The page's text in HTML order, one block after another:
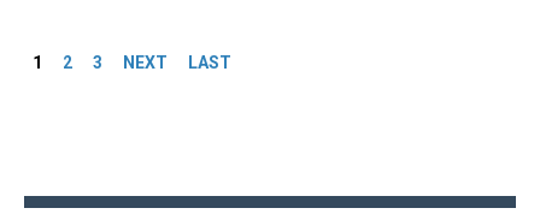
1 2 3 NEXT LAST